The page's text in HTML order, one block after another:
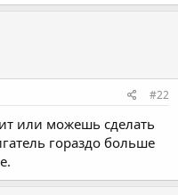
#22
или можешь сделать
гораздо больше